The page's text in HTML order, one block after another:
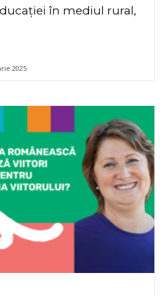
în mediul rural,
2025